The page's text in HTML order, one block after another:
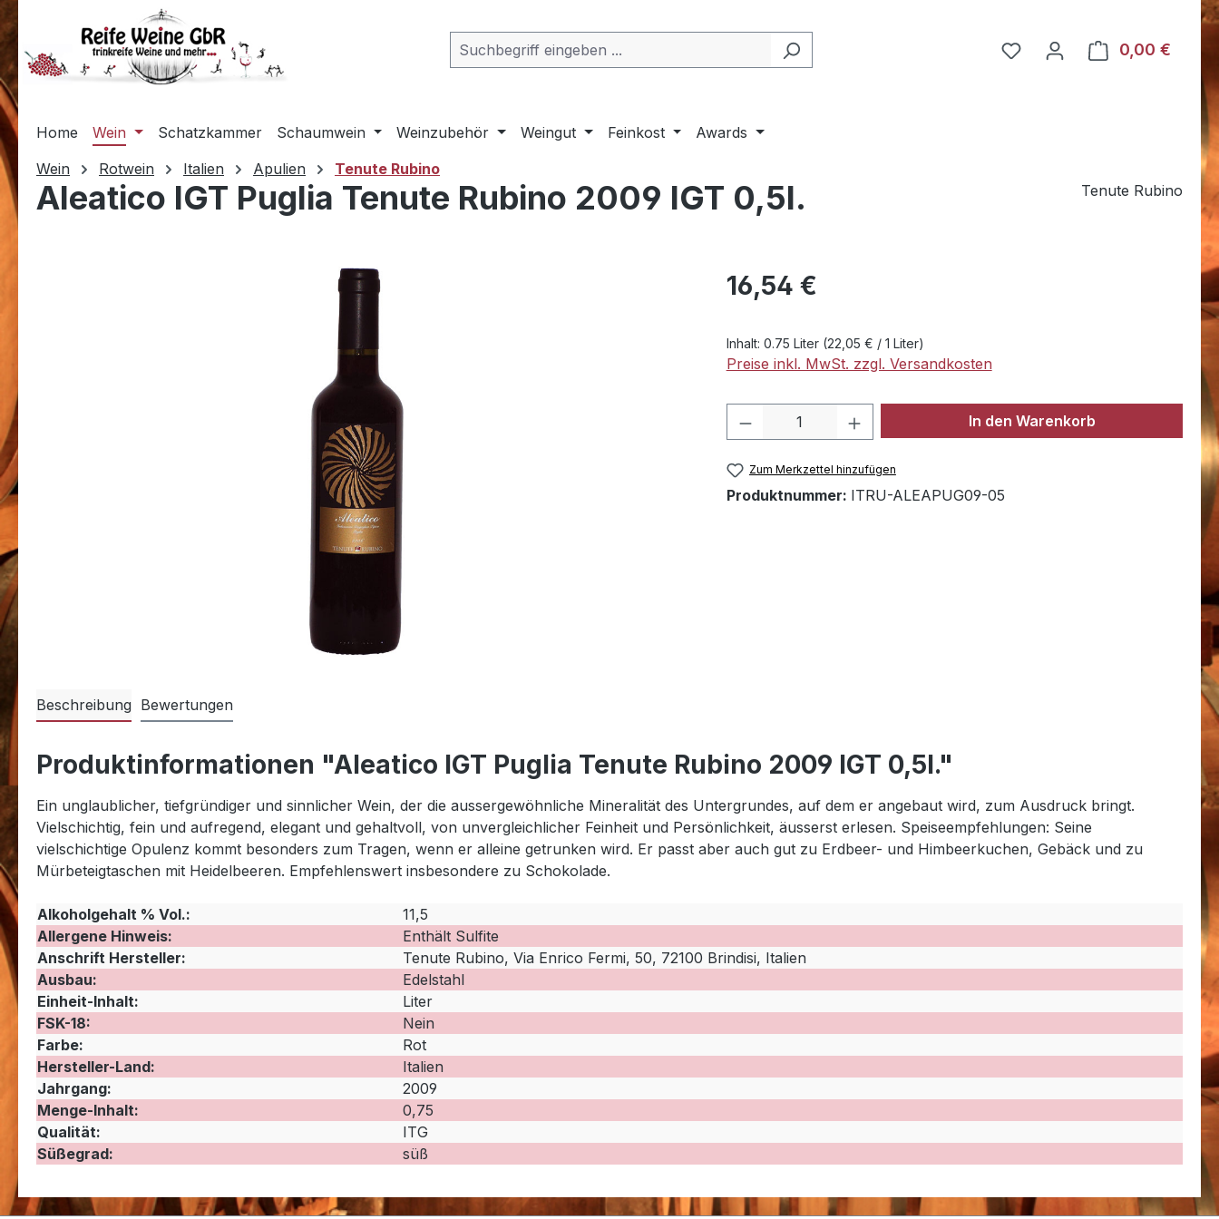
Hauptinhalt springen
Zur Suche springen
Zur Hauptnavigation springen
Du hast 0 Produkte auf
0,00 €
Home Wein Schatzkammer Schaumwein Weinzubehör Weingut Feinkost
Awards
Wein
Rotwein Italien Apulien Tenute Rubino
Aleatico IGT Puglia Tenute Rubino 2009 IGT 0,5l. Tenute Rubino
Regulärer Preis:
16,54 €
Inhalt: 0.75 Liter (22,05 € / 1 Liter)
Preise inkl. MwSt. zzgl. Versandkosten
Produkt Anzahl: Gib den gewünschten Wert
In den Warenkorb
Zum Merkzettel hinzufügen
Produktnummer: ITRU-ALEAPUG09-05
Beschreibung Bewertungen
Produktinformationen "Aleatico IGT Puglia Tenute Rubino 2009 IGT 0,5l."
Ein unglaublicher, tiefgründiger und sinnlicher Wein, der die aussergewöhnliche Mineralität des Untergrundes, auf dem er angebaut wird, zum Ausdruck bringt.
Vielschichtig, fein und aufregend, elegant und gehaltvoll, von unvergleichlicher Feinheit und Persönlichkeit, äusserst erlesen. Speiseempfehlungen: Seine
vielschichtige Opulenz kommt besonders zum Tragen, wenn er alleine getrunken wird. Er passt aber auch gut zu Erdbeer- und Himbeerkuchen, Gebäck und zu
Mürbeteigtaschen mit Heidelbeeren. Empfehlenswert insbesondere zu Schokolade.
Alkoholgehalt % Vol.:
11,5
Allergene Hinweis:
Enthält Sulfite
Anschrift Hersteller:
Tenute Rubino, Via Enrico Fermi, 50, 72100 Brindisi, Italien
Ausbau:
Edelstahl
Einheit-Inhalt:
Liter
FSK-18:
Nein
Farbe:
Rot
Hersteller-Land:
Italien
Jahrgang:
2009
Menge-Inhalt:
0,75
Qualität:
ITG
Süßegrad:
süß